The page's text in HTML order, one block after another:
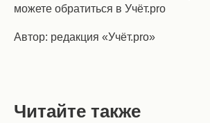
можете обратиться в Учёт.pro
Автор: редакция «Учёт.pro»
Читайте также